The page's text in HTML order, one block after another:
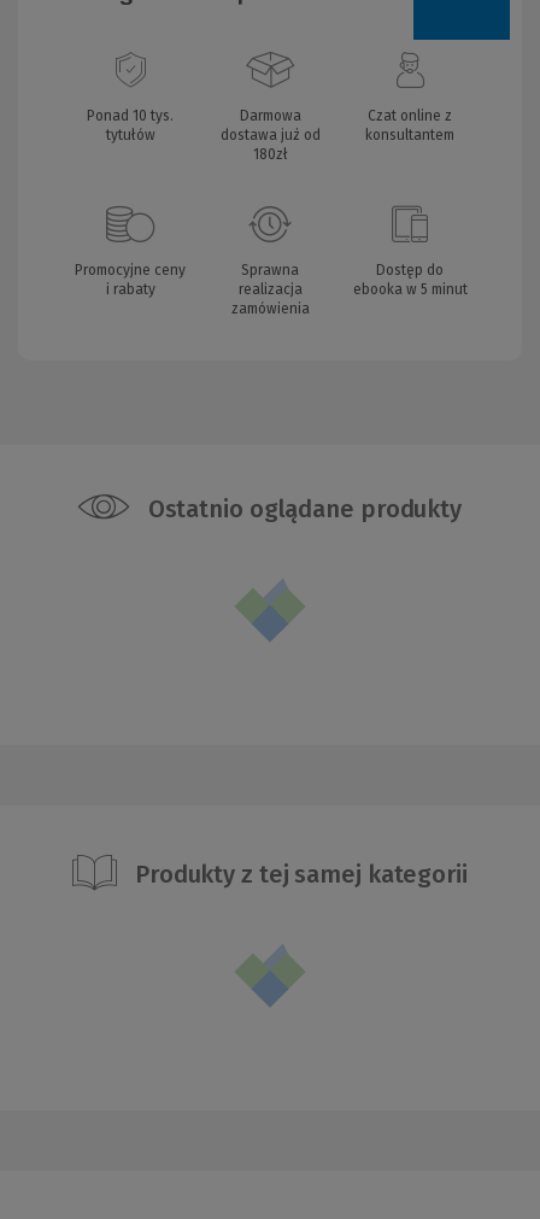
Ponad 10 tys.
tytułów
Darmowa
dostawa już od
180zł
Czat online z
konsultantem
Promocyjne ceny
i rabaty
Sprawna
realizacja
zamówienia
Dostęp do
ebooka w 5 minut
Ostatnio oglądane produkty
Produkty z tej samej kategorii